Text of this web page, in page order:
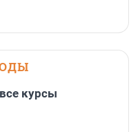
курсы